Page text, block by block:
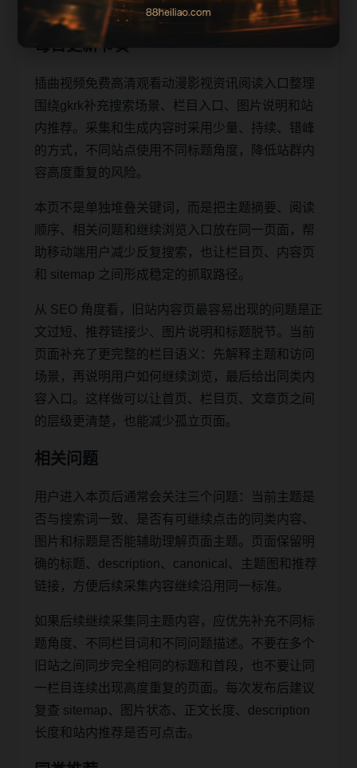
每日更新节奏
插曲视频免费高清观看动漫影视资讯阅读入口整理
围绕gkrk补充搜索场景、栏目入口、图片说明和站
内推荐。采集和生成内容时采用少量、持续、错峰
的方式，不同站点使用不同标题角度，降低站群内
容高度重复的风险。
本页不是单独堆叠关键词，而是把主题摘要、阅读
顺序、相关问题和继续浏览入口放在同一页面，帮
助移动端用户减少反复搜索，也让栏目页、内容页
和 sitemap 之间形成稳定的抓取路径。
从 SEO 角度看，旧站内容页最容易出现的问题是正
文过短、推荐链接少、图片说明和标题脱节。当前
页面补充了更完整的栏目语义：先解释主题和访问
场景，再说明用户如何继续浏览，最后给出同类内
容入口。这样做可以让首页、栏目页、文章页之间
的层级更清楚，也能减少孤立页面。
相关问题
用户进入本页后通常会关注三个问题：当前主题是
否与搜索词一致、是否有可继续点击的同类内容、
图片和标题是否能辅助理解页面主题。页面保留明
确的标题、description、canonical、主题图和推荐
链接，方便后续采集内容继续沿用同一标准。
如果后续继续采集同主题内容，应优先补充不同标
题角度、不同栏目词和不同问题描述。不要在多个
旧站之间同步完全相同的标题和首段，也不要让同
一栏目连续出现高度重复的页面。每次发布后建议
复查 sitemap、图片状态、正文长度、description
长度和站内推荐是否可点击。